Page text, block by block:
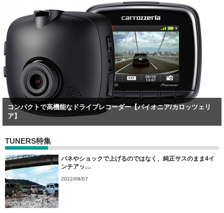
コンパクトで高機能なドライブレコーダー【パイオニア/カロッツェリ
ア】
TUNERS特集
バネやショックで上げるのではなく、純正サスのまま4イ
ンチアッ…
2022/09/07